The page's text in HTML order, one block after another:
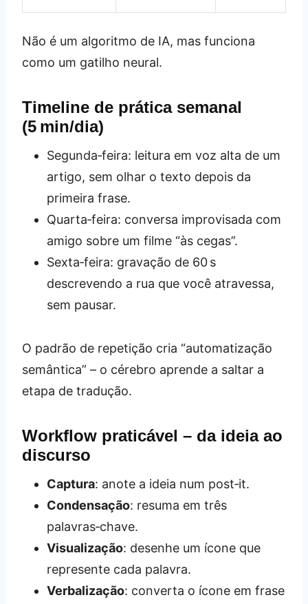
Não é um algoritmo de IA, mas funciona
como um gatilho neural.
Timeline de prática semanal
(5 min/dia)
Segunda‑feira: leitura em voz alta de um
artigo, sem olhar o texto depois da
primeira frase.
Quarta‑feira: conversa improvisada com
amigo sobre um filme “às cegas”.
Sexta‑feira: gravação de 60 s
descrevendo a rua que você atravessa,
sem pausar.
O padrão de repetição cria “automatização
semântica” – o cérebro aprende a saltar a
etapa de tradução.
Workflow praticável – da ideia ao
discurso
Captura: anote a ideia num post‑it.
Condensação: resuma em três
palavras‑chave.
Visualização: desenhe um ícone que
represente cada palavra.
Verbalização: converta o ícone em frase